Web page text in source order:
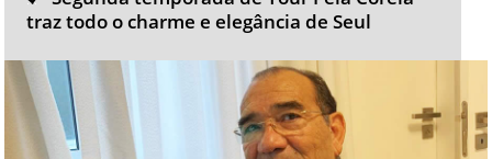
traz todo o charme e elegância de Seul